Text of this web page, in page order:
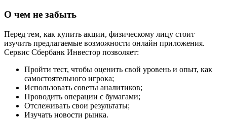
О чем не забыть
Перед тем, как купить акции, физическому лицу стоит
изучить предлагаемые возможности онлайн приложения.
Сервис Сбербанк Инвестор позволяет:
Пройти тест, чтобы оценить свой уровень и опыт, как
самостоятельного игрока;
Использовать советы аналитиков;
Проводить операции с бумагами;
Отслеживать свои результаты;
Изучать новости рынка.